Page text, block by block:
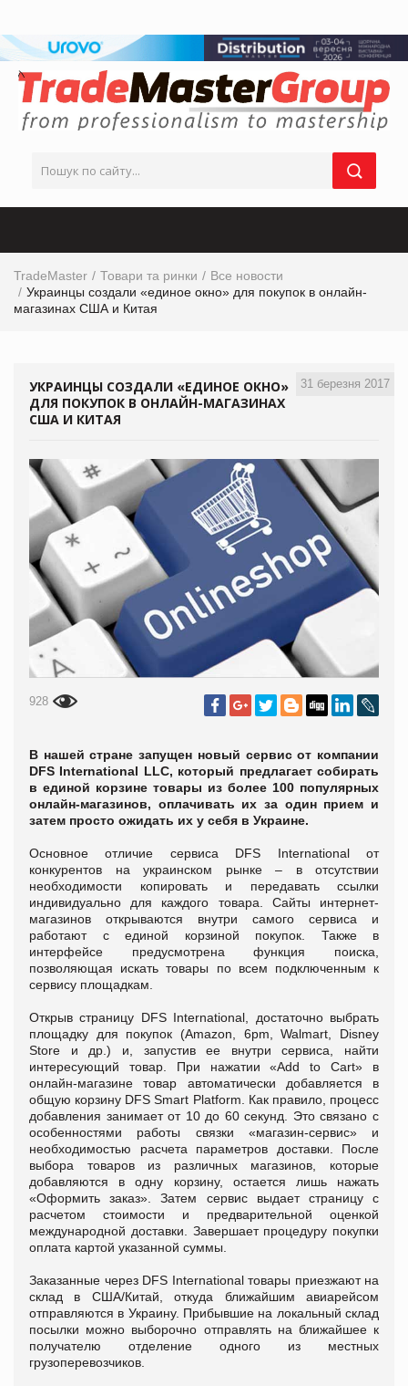
TradeMaster Товари та ринки
Все новости
Украинцы создали «единое окно» для покупок в онлайн-
магазинах США и Китая
31 березня 2017
УКРАИНЦЫ СОЗДАЛИ «ЕДИНОЕ ОКНО»
ДЛЯ ПОКУПОК В ОНЛАЙН-МАГАЗИНАХ
США И КИТАЯ
928
В нашей стране запущен новый сервис от компании
DFS International LLC, который предлагает собирать
в единой корзине товары из более 100 популярных
онлайн-магазинов, оплачивать их за один прием и
затем просто ожидать их у себя в Украине.
Основное отличие сервиса DFS International от
конкурентов на украинском рынке – в отсутствии
необходимости копировать и передавать ссылки
индивидуально для каждого товара. Сайты интернет-
магазинов открываются внутри самого сервиса и
работают с единой корзиной покупок. Также в
интерфейсе предусмотрена функция поиска,
позволяющая искать товары по всем подключенным к
сервису площадкам.
Открыв страницу DFS International, достаточно выбрать
площадку для покупок (Amazon, 6pm, Walmart, Disney
Store и др.) и, запустив ее внутри сервиса, найти
интересующий товар. При нажатии «Add to Cart» в
онлайн-магазине товар автоматически добавляется в
общую корзину DFS Smart Platform. Как правило, процесс
добавления занимает от 10 до 60 секунд. Это связано с
особенностями работы связки «магазин-сервис» и
необходимостью расчета параметров доставки. После
выбора товаров из различных магазинов, которые
добавляются в одну корзину, остается лишь нажать
«Оформить заказ». Затем сервис выдает страницу с
расчетом стоимости и предварительной оценкой
международной доставки. Завершает процедуру покупки
оплата картой указанной суммы.
Заказанные через DFS International товары приезжают на
склад в США/Китай, откуда ближайшим авиарейсом
отправляются в Украину. Прибывшие на локальный склад
посылки можно выборочно отправлять на ближайшее к
получателю отделение одного из местных
грузоперевозчиков.